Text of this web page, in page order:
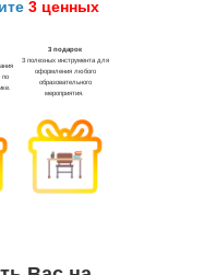
3 ценных